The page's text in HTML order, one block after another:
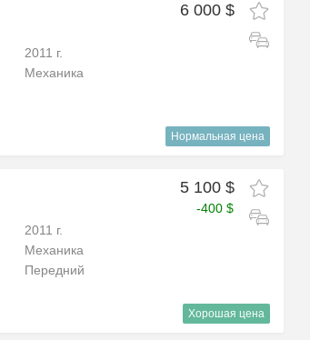
6 000 $
2011 г.
Механика
Нормальная цена
5 100 $
-400 $
2011 г.
Механика
Передний
Хорошая цена